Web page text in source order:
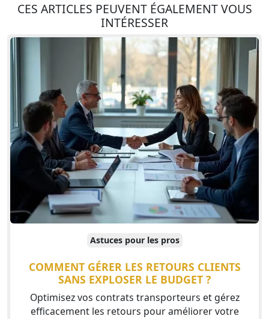
CES ARTICLES PEUVENT ÉGALEMENT VOUS
INTÉRESSER
Astuces pour les pros
COMMENT GÉRER LES RETOURS CLIENTS
SANS EXPLOSER LE BUDGET ?
Optimisez vos contrats transporteurs et gérez
efficacement les retours pour améliorer votre